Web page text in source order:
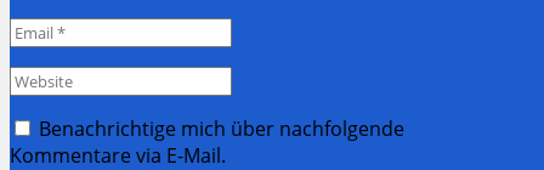
Email
Website
Benachrichtige mich über nachfolgende
Kommentare via E-Mail.